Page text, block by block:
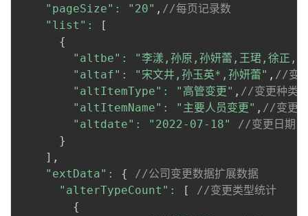
"pageSize" : "20" , //每页记录数
"list" :
[
{
"altbe" :
"李漾,孙原,孙妍蕾,王珺,徐正,
"altaf" : "宋文井,孙玉英*,孙妍蕾" , //变
"altItemType" : "高管变更" , //变更种类
"altItemName" : "主要人员变更" , //变更
"altdate" : "2022-07-18"
//变更日期
}
] ,
"extData" : {
//公司变更数据扩展数据
"alterTypeCount" : [
//变更类型统计
{